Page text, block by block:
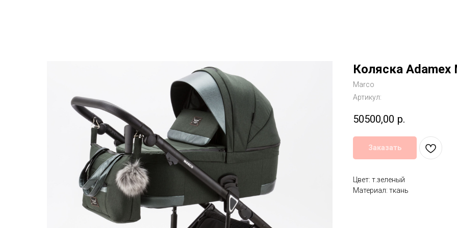
Коляска Adamex
Marco
Артикул:
50500,00 р.
Заказать
Цвет: т.зеленый
Материал: ткань